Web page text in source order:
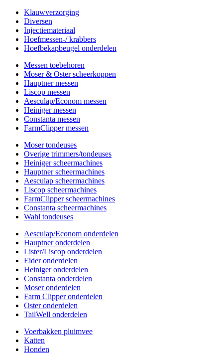
Klauwverzorging
Diversen
Injectiemateriaal
Hoefmessen-/ krabbers
Hoefbekapbeugel onderdelen
Messen toebehoren
Moser & Oster scheerkoppen
Hauptner messen
Liscop messen
Aesculap/Econom messen
Heiniger messen
Constanta messen
FarmClipper messen
Moser tondeuses
Overige trimmers/tondeuses
Heiniger scheermachines
Hauptner scheermachines
Aesculap scheermachines
Liscop scheermachines
FarmClipper scheermachines
Constanta scheermachines
Wahl tondeuses
Aesculap/Econom onderdelen
Hauptner onderdelen
Lister/Liscop onderdelen
Eider onderdelen
Heiniger onderdelen
Constanta onderdelen
Moser onderdelen
Farm Clipper onderdelen
Oster onderdelen
TailWell onderdelen
Voerbakken pluimvee
Katten
Honden